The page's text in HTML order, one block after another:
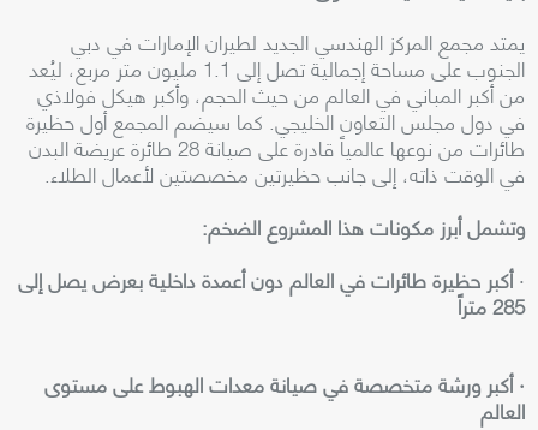
يمتد مجمع المركز الهندسي الجديد لطيران الإمارات في دبي
الجنوب على مساحة إجمالية تصل إلى 1.1 مليون متر مربع، ليُعد
من أكبر المباني في العالم من حيث الحجم، وأكبر هيكل فولاذي
في دول مجلس التعاون الخليجي. كما سيضم المجمع أول حظيرة
طائرات من نوعها عالمياً قادرة على صيانة 28 طائرة عريضة البدن
في الوقت ذاته، إلى جانب حظيرتين مخصصتين لأعمال الطلاء.
وتشمل أبرز مكونات هذا المشروع الضخم:
·أكبر حظيرة طائرات في العالم دون أعمدة داخلية بعرض يصل إلى
285 متراً
· أكبر ورشة متخصصة في صيانة معدات الهبوط على مستوى
العالم